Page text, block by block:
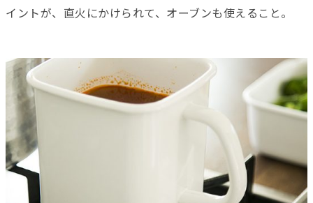
イントが、直火にかけられて、オーブンも使えること。